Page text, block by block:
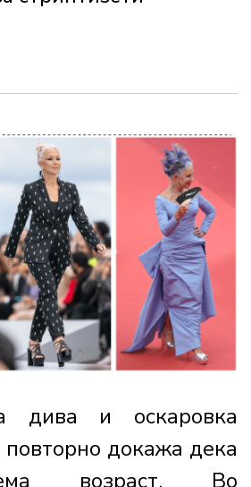
дива и оскаровка
докажа дека
возраст. Во